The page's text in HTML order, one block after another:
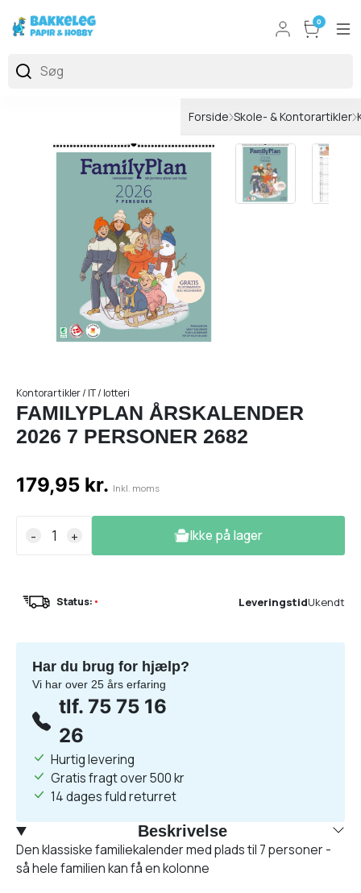
0
Forside Skole- & Kontorartikler
Kontorartikler / IT / lotteri
FAMILYPLAN ÅRSKALENDER
2026 7 PERSONER 2682
179,95 kr. Inkl. moms
- + Ikke på lager
Status: • LeveringstidUkendt
Har du brug for hjælp?
Vi har over 25 års erfaring
tlf. 75 75 16
26
Hurtig levering
Gratis fragt over 500 kr
14 dages fuld returret
Beskrivelse
Den klassiske familiekalender med plads til 7 personer -
så hele familien kan få en kolonne